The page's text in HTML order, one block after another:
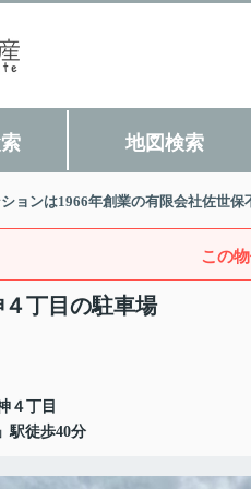
地図検索
ョンは1966年創業の有限会社佐世保
この
丁目の駐車場
４丁目
駅徒歩40分